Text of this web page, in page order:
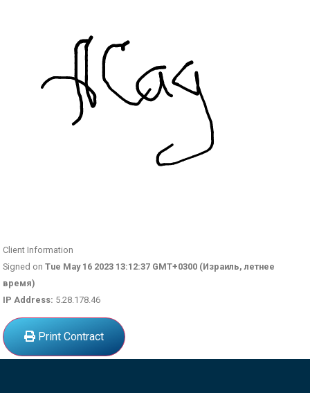
Client Information
Signed onTue May 16 2023 13:12:37 GMT+0300 (Израиль, летнее
время)
IP Address: 5.28.178.46
Print Contract